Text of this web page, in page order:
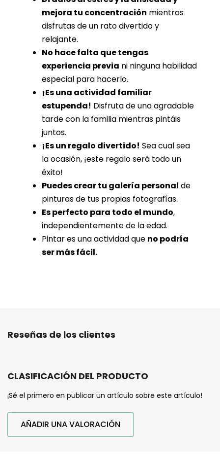
mejora tu concentración mientras
disfrutas de un rato divertido y
relajante.
No hace falta que tengas
experiencia previa ni ninguna habilidad
especial para hacerlo.
¡Es una actividad familiar
estupenda! Disfruta de una agradable
tarde con la familia mientras pintáis
juntos.
¡Es un regalo divertido! Sea cual sea
la ocasión, ¡este regalo será todo un
éxito!
Puedes crear tu galería personal de
pinturas de tus propias fotografías.
Es perfecto para todo el mundo,
independientemente de la edad.
Pintar es una actividad que no podría
ser más fácil.
Reseñas de los clientes
CLASIFICACIÓN DEL PRODUCTO
¡Sé el primero en publicar un artículo sobre este artículo!
AÑADIR UNA VALORACIÓN